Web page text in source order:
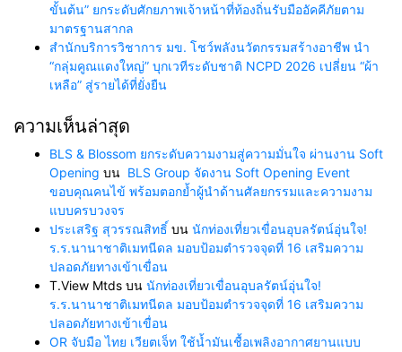
ขั้นต้น” ยกระดับศักยภาพเจ้าหน้าที่ท้องถิ่นรับมืออัคคีภัยตาม
มาตรฐานสากล
สำนักบริการวิชาการ มข. โชว์พลังนวัตกรรมสร้างอาชีพ นำ
“กลุ่มคูณแดงใหญ่” บุกเวทีระดับชาติ NCPD 2026 เปลี่ยน “ผ้า
เหลือ” สู่รายได้ที่ยั่งยืน
ความเห็นล่าสุด
BLS & Blossom ยกระดับความงามสู่ความมั่นใจ ผ่านงาน Soft
Opening บน BLS Group จัดงาน Soft Opening Event
ขอบคุณคนไข้ พร้อมตอกย้ำผู้นำด้านศัลยกรรมและความงาม
แบบครบวงจร
ประเสริฐ สุวรรณสิทธิ์ บน นักท่องเที่ยวเขื่อนอุบลรัตน์อุ่นใจ!
ร.ร.นานาชาติเมทนีดล มอบป้อมตำรวจจุดที่ 16 เสริมความ
ปลอดภัยทางเข้าเขื่อน
T.View Mtds บน นักท่องเที่ยวเขื่อนอุบลรัตน์อุ่นใจ!
ร.ร.นานาชาติเมทนีดล มอบป้อมตำรวจจุดที่ 16 เสริมความ
ปลอดภัยทางเข้าเขื่อน
OR จับมือ ไทย เวียตเจ็ท ใช้น้ำมันเชื้อเพลิงอากาศยานแบบ